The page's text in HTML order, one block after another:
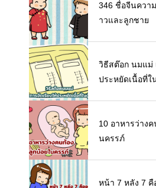
346 ชื่อจีนควา
าวและลูกชาย
วิธีสต๊อก นมแม่
ประหยัดเนื้อที่ใ
10 อาหารว่าง
นครรภ์
หน้า 7 หลัง 7 คื